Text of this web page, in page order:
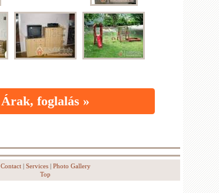
Árak, foglalás »
Contact| Services| Photo Gallery
Top